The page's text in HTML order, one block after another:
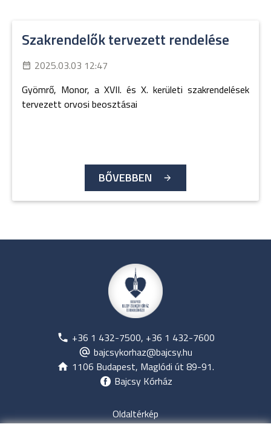
Szakrendelők tervezett rendelése
2025.03.03 12:47
Gyömrő, Monor, a XVII. és X. kerületi szakrendelések
tervezett orvosi beosztásai
BŐVEBBEN
+36 1 432-7500, +36 1 432-7600
bajcsykorhaz@bajcsy.hu
1106 Budapest, Maglódi út 89-91.
Bajcsy Kórház
Oldaltérkép